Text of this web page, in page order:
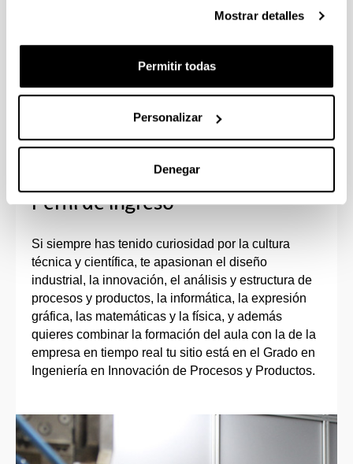
Mostrar detalles
Permitir todas
Personalizar
Denegar
Se realizará una prueba específica de acceso, para
resultado de la EAU y el 70% de la prueba
PLAZAS OFERTADAS
50 plazas con prueba de acceso
Perfil de ingreso
Si siempre has tenido curiosidad por la cultura
técnica y científica, te apasionan el diseño
industrial, la innovación, el análisis y estructura de
procesos y productos, la informática, la expresión
gráfica, las matemáticas y la física, y además
quieres combinar la formación del aula con la de la
empresa en tiempo real tu sitio está en el Grado en
Ingeniería en Innovación de Procesos y Productos.